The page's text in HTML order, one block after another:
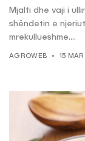
Mjalti dhe vaji i
shëndetin e
mrekullueshme....
AGROWEB 15